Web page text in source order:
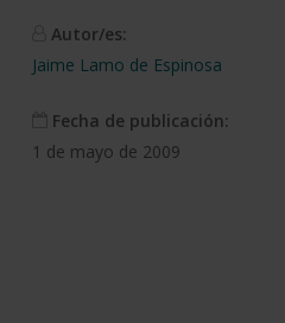
Autor/es:
Jaime Lamo de Espinosa
Fecha de publicación:
1 de mayo de 2009